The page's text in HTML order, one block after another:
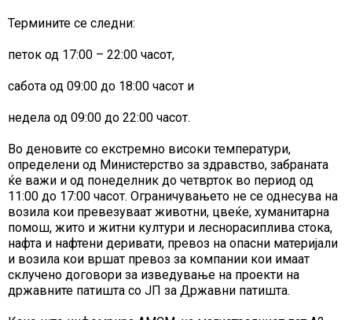
Термините се следни:
петок од 17:00 – 22:00 часот,
сабота од 09:00 до 18:00 часот и
недела од 09:00 до 22:00 часот.
Во деновите со екстремно високи температури,
определени од Министерство зa здравство, забранaта
ќе важи и од понеделник до четврток во период од
11:00 до 17:00 часот. Ограничувањето не се однесува на
возила кои превезуваат животни, цвеќе, хуманитарна
помош, жито и житни култури и леснорасиплива стока,
нафта и нафтени деривати, превоз на опасни материјали
и возила кои вршат превоз за компании кои имаат
склучено договори за изведување на проекти на
државните патишта со ЈП за Државни патишта.